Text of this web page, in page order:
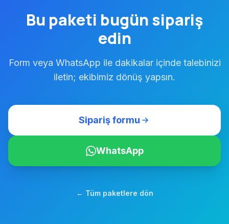
Bu paketi bugünsipariş
edin
Form veya WhatsApp ile dakikalar içinde talebinizi
iletin; ekibimiz dönüş yapsın.
Sipariş formu
WhatsApp
← Tüm paketlere dön